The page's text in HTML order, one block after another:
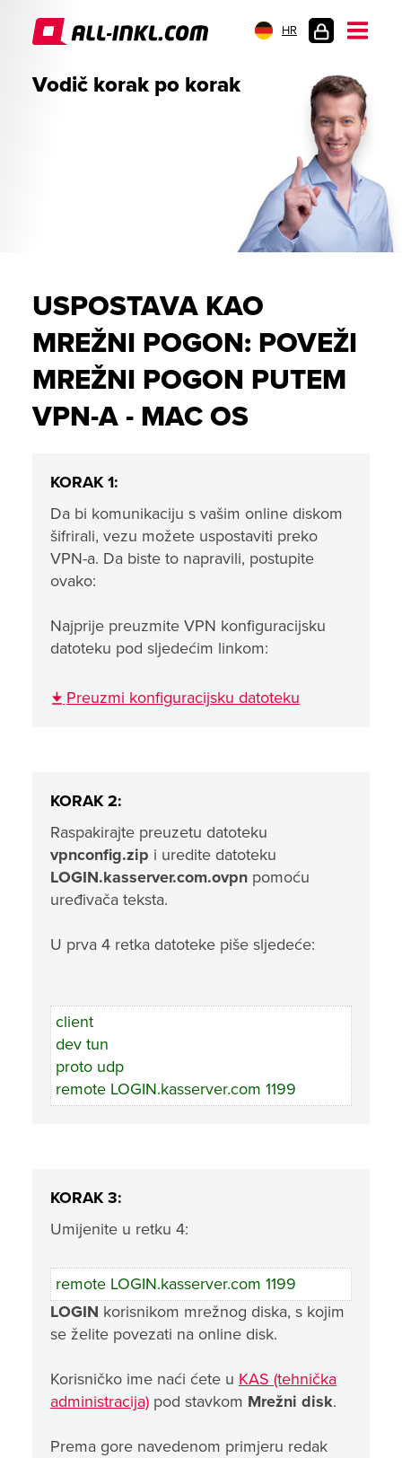
HR
Vodič korak po korak
USPOSTAVA KAO
MREŽNI POGON: POVEŽI
MREŽNI POGON PUTEM
VPN-A - MAC OS
KORAK 1:
Da bi komunikaciju s vašim online diskom
šifrirali, vezu možete uspostaviti preko
VPN-a. Da biste to napravili, postupite
ovako:
Najprije preuzmite VPN konfiguracijsku
datoteku pod sljedećim linkom:
Preuzmi konfiguracijsku datoteku
KORAK 2:
Raspakirajte preuzetu datoteku
vpnconfig.zip i uredite datoteku
LOGIN.kasserver.com.ovpn pomoću
uređivača teksta.
U prva 4 retka datoteke piše sljedeće:
client
dev tun
proto udp
remote LOGIN.kasserver.com 1199
KORAK 3:
Umijenite u retku 4:
remote LOGIN.kasserver.com 1199
LOGIN korisnikom mrežnog diska, s kojim
se želite povezati na online disk.
Korisničko ime naći ćete u KAS (tehnička
administracija) pod stavkom Mrežni disk.
Prema gore navedenom primjeru redak